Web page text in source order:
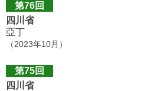
第76回
四川省
亞丁
（2023年10月）
第75回
四川省